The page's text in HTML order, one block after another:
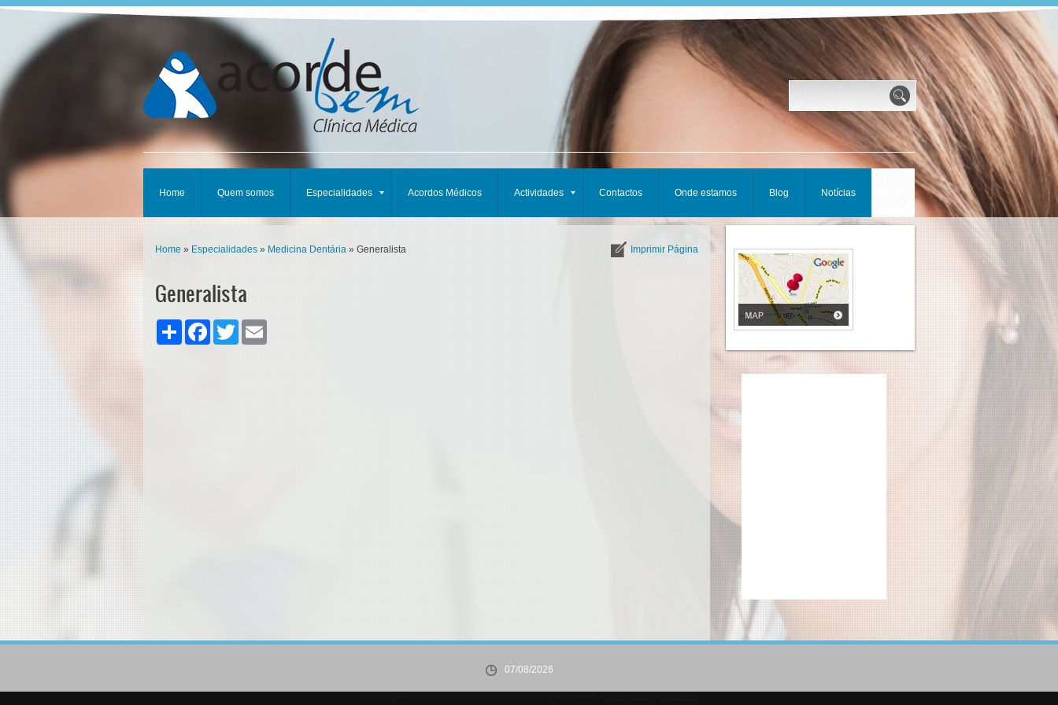
Home Quem somos Especialidades Acordos Médicos Actividades Contactos Onde estamos Blog Notícias
Home » Especialidades » Medicina Dentária » Generalista
Generalista
Imprimir Página
Share FacebookTwitter
07/08/2026